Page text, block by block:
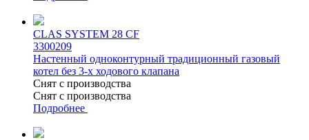
CLAS SYSTEM 28 CF
3300209
Настенный одноконтурный традиционный газовый
котел без 3-х ходового клапана
Снят с производства
Снят с производства
Подробнее